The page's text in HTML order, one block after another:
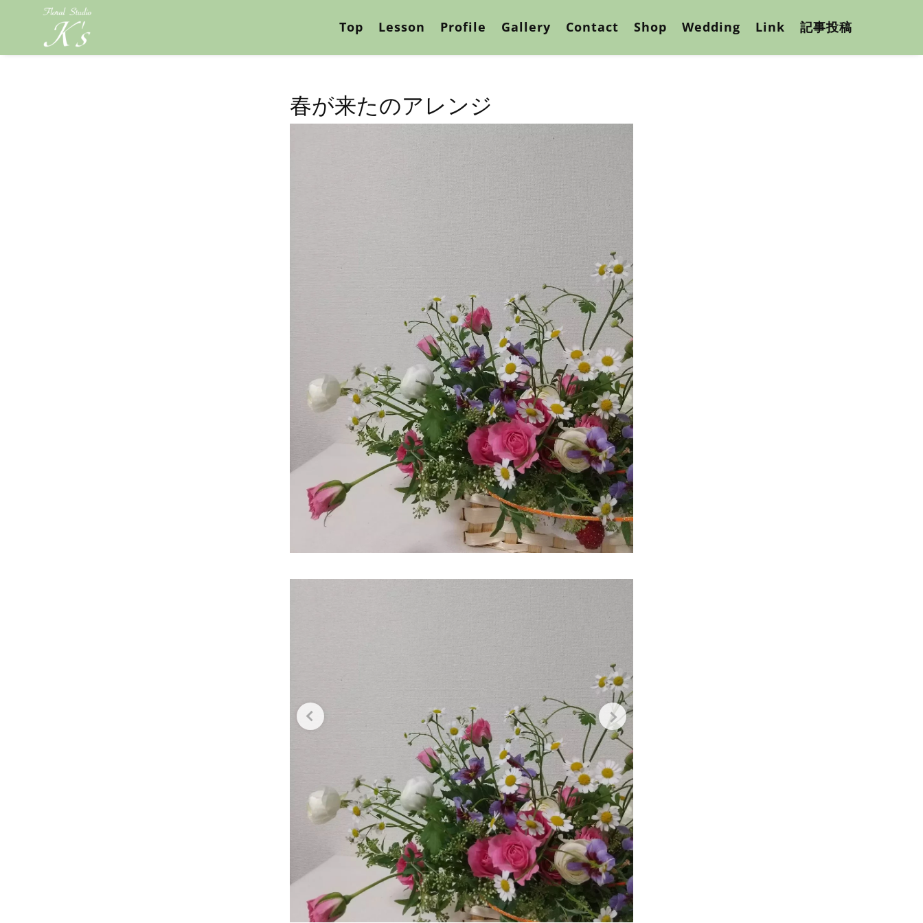
Top Lesson Profile Gallery Contact Shop Wedding Link 記事投稿
春が来たのアレンジ